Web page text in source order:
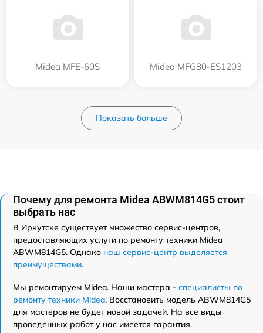
Midea MFE-60S Midea MFG80-ES1203
Показать больше
Почему для ремонта Midea ABWM814G5 стоит
выбрать нас
В Иркутске существует множество сервис-центров,
предоставляющих услуги по ремонту техники Midea
ABWM814G5. Однако наш сервис-центр выделяется
преимуществами.
Мы ремонтируем Midea. Наши мастера - специалисты по
ремонту техники Midea. Восстановить модель ABWM814G5
для мастеров не будет новой задачей. На все виды
проведенных работ у нас имеется гарантия.